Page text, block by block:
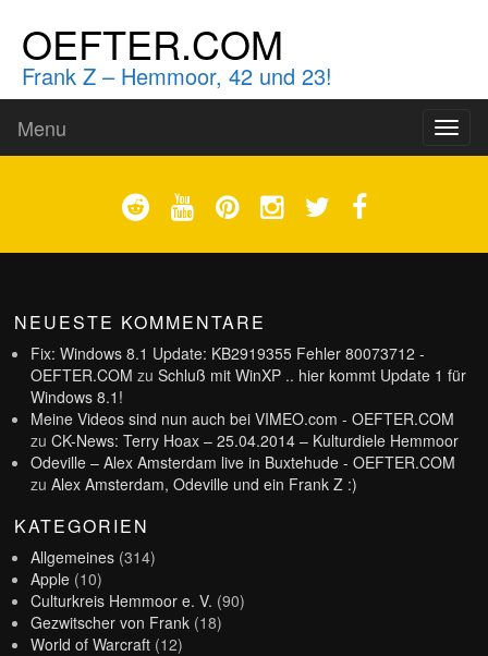
OEFTER.COM
Frank Z – Hemmoor, 42 und 23!
Menu
NEUESTE KOMMENTARE
Fix: Windows 8.1 Update: KB2919355 Fehler 80073712 -
OEFTER.COM zuSchluß mit WinXP .. hier kommt Update 1 für
Windows 8.1!
Meine Videos sind nun auch bei VIMEO.com - OEFTER.COM
zuCK-News: Terry Hoax – 25.04.2014 – Kulturdiele Hemmoor
Odeville – Alex Amsterdam live in Buxtehude - OEFTER.COM
zuAlex Amsterdam, Odeville und ein Frank Z :)
KATEGORIEN
Allgemeines (314)
Apple (10)
Culturkreis Hemmoor e. V. (90)
Gezwitscher von Frank (18)
World of Warcraft (12)